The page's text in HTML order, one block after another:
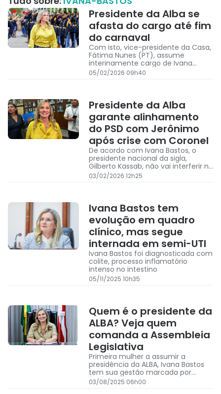
Presidente da Alba se
afasta do cargo até fim
do carnaval
Com isto, vice-presidente da Casa,
Fátima Nunes (PT), assume
interinamente cargo de Ivana
Bastos
05/02/2026 09h40
Presidente da Alba
garante alinhamento
do PSD com Jerônimo
após crise com Coronel
De acordo com Ivana Bastos, o
presidente nacional da sigla,
Gilberto Kassab, não vai interferir na
disputa na Bahia
03/02/2026 12h25
Ivana Bastos tem
evolução em quadro
clínico, mas segue
internada em semi-UTI
Ivana Bastos foi diagnosticada com
colite, processo inflamatório
intenso no intestino
05/11/2025 10h35
Quem é o presidente da
ALBA? Veja quem
comanda a Assembleia
Legislativa
Primeira mulher a assumir a
presidência da ALBA, Ivana Bastos
tem sua gestão marcada por
diálogo e foco em aumento de
produtividade
03/08/2025 06h00